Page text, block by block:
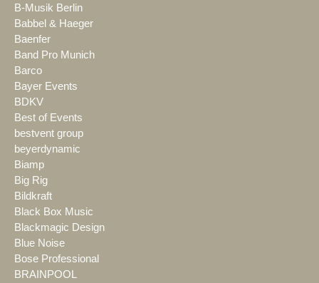
B-Musik Berlin
Babbel & Haeger
Baenfer
Band Pro Munich
Barco
Bayer Events
BDKV
Best of Events
bestvent group
beyerdynamic
Biamp
Big Rig
Bildkraft
Black Box Music
Blackmagic Design
Blue Noise
Bose Professional
BRAINPOOL